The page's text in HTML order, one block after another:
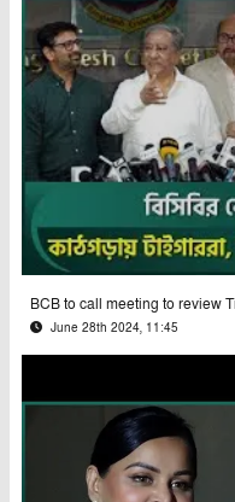
BCB to call meeting to review
June 28th 2024, 11:45